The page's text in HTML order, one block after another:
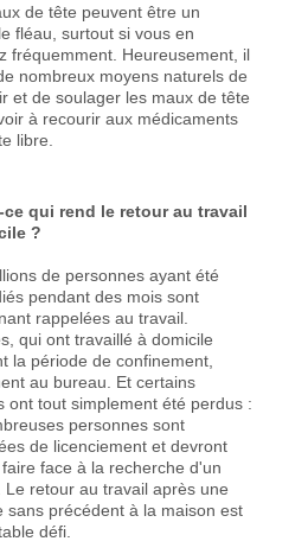
de tête peuvent être un
fléau, surtout si vous en
fréquemment. Heureusement, il
nombreux moyens naturels de
et de soulager les maux de tête
à recourir aux médicaments
libre.
ce qui rend le retour au travail
?
de personnes ayant été
pendant des mois sont
rappelées au travail.
qui ont travaillé à domicile
la période de confinement,
au bureau. Et certains
ont tout simplement été perdus :
personnes sont
de licenciement et devront
face à la recherche d'un
Le retour au travail après une
sans précédent à la maison est
défi.